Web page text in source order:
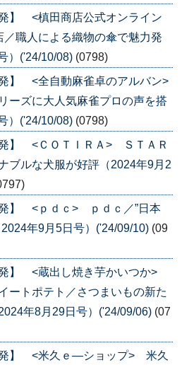
】 <槙田商店公式オンライン
職人による織物の傘で魅力発
）('24/10/08) (0798)
】 <全自動麻雀卓のアルバン>
ーズに大人気麻雀プロの声を搭
）('24/10/08) (0798)
】 <ＣＯＴＩＲＡ> ＳＴＡＲ
ブルな犬服が好評（2024年9月2
】 <ｐｄｃ> ｐｄｃ／”日本
年9月5日号）('24/09/10) (09
】 <蔵出し焼き芋かいつか>
ートポテト／さつまいもの新た
年8月29日号）('24/09/06) (07
】 <米久ｅ―ショップ> 米久